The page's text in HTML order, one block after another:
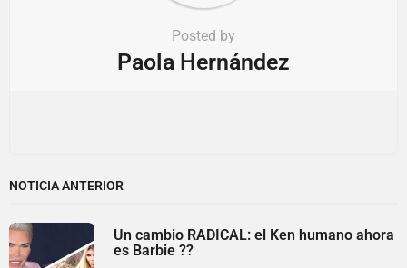
Posted by
Paola Hernández
NOTICIA ANTERIOR
Un cambio RADICAL: el Ken humano ahora
es Barbie ??